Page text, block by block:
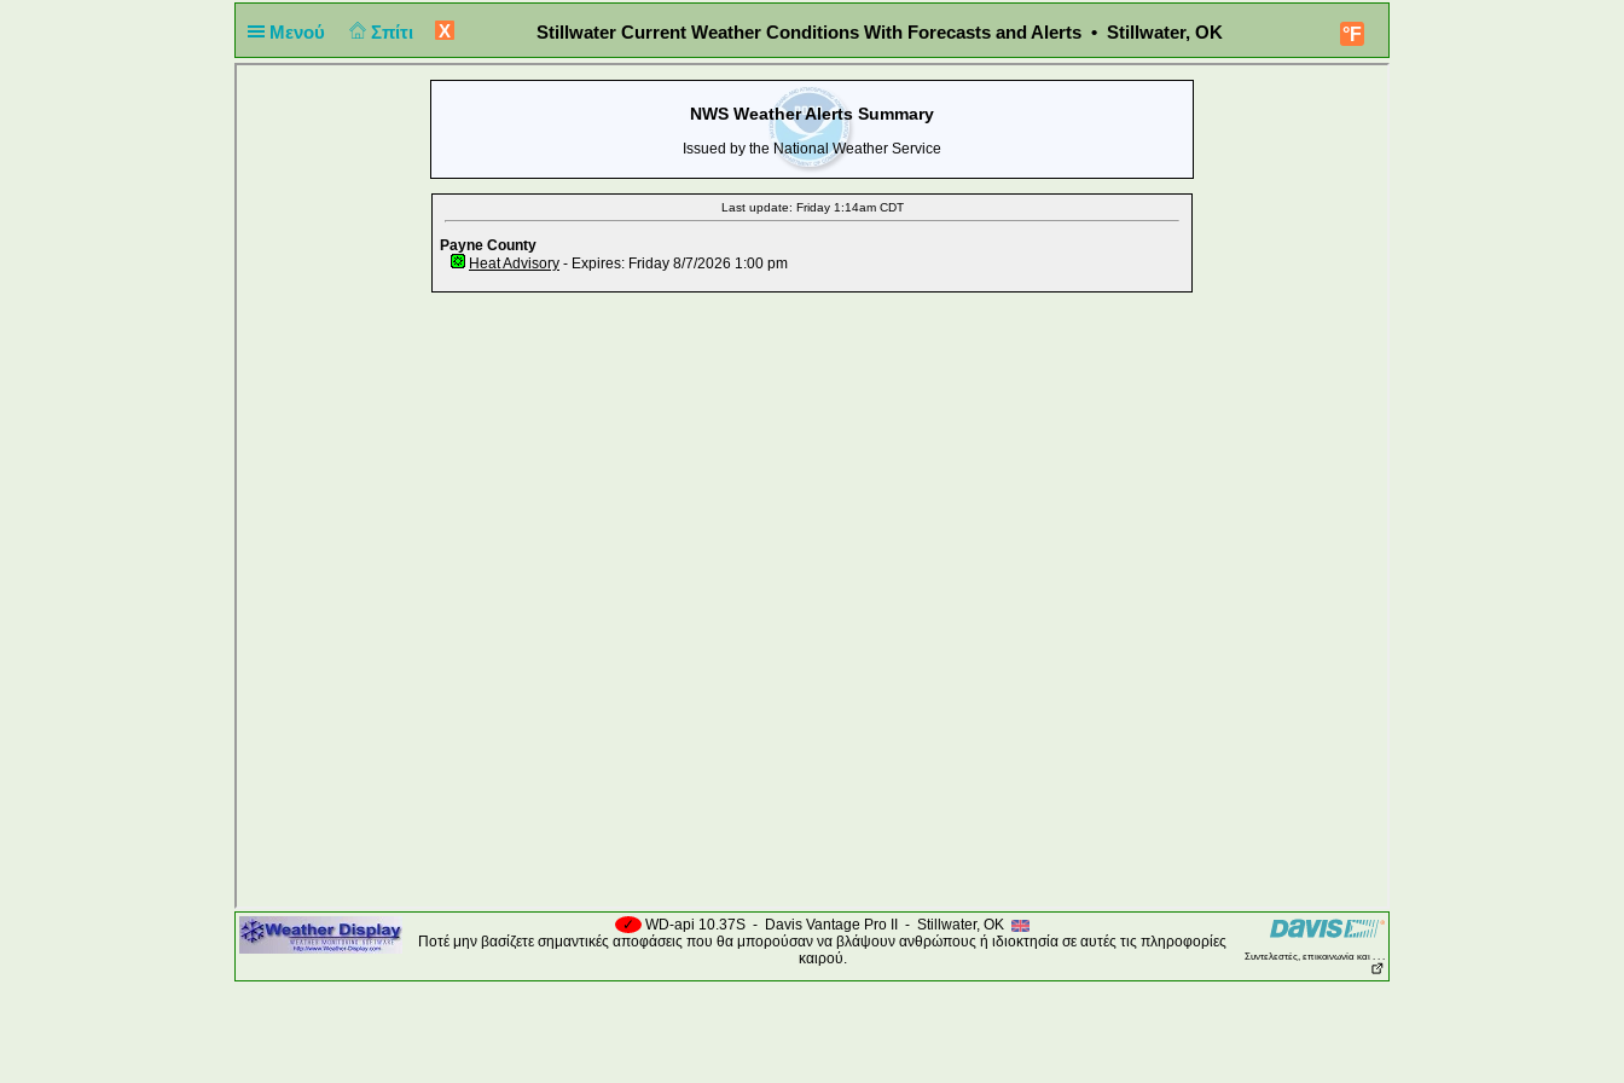
Μενού Σπίτι X °F
Stillwater Current Weather Conditions With Forecasts and Alerts • Stillwater, OK
✓ WD-api 10.37S - Davis Vantage Pro II - Stillwater, OK
Ποτέ μην βασίζετε σημαντικές αποφάσεις που θα μπορούσαν να βλάψουν ανθρώπους ή ιδιοκτησία σε αυτές τις πληροφορίες
καιρού.
Συντελεστές, επικοινωνία και . . .